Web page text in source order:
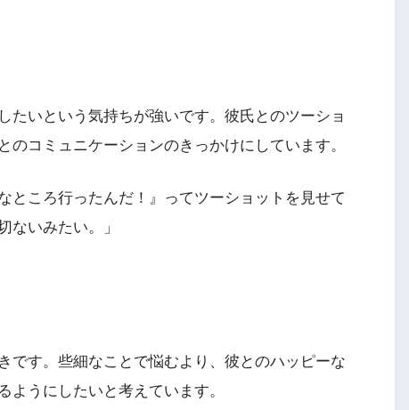
たいという気持ちが強いです。彼氏とのツーショ
のコミュニケーションのきっかけにしています。
ところ行ったんだ！』ってツーショットを見せて
ないみたい。」
です。些細なことで悩むより、彼とのハッピーな
うにしたいと考えています。